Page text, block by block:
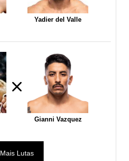
Yadier del Valle
Gianni Vazquez
Mais Lutas